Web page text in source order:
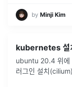
by Minji Kim
kubernetes
ubuntu 20.4 위에
러그인 설치